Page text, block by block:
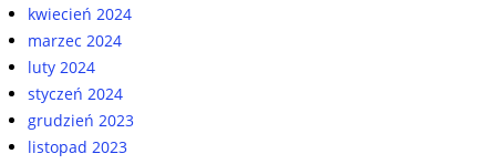
kwiecień 2024
marzec 2024
luty 2024
styczeń 2024
grudzień 2023
listopad 2023